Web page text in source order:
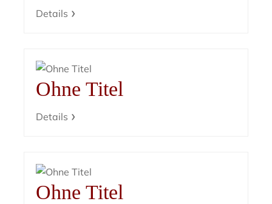
Details
Ohne Titel
Details
Ohne Titel